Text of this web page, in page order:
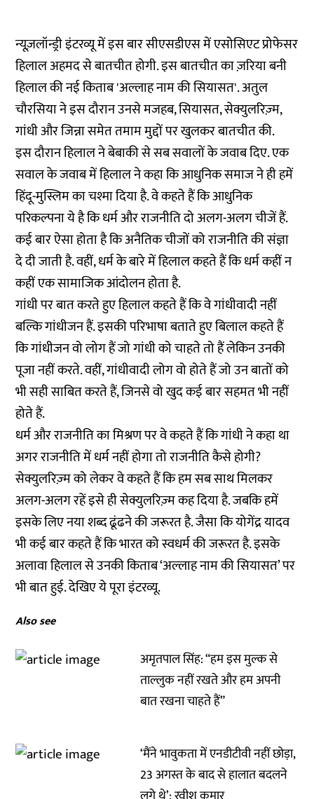
न्यूज़लॉन्ड्री इंटरव्यू में इस बार सीएसडीएस में एसोसिएट प्रोफेसर
हिलाल अहमद से बातचीत होगी. इस बातचीत का ज़रिया बनी
हिलाल की नई किताब 'अल्लाह नाम की सियासत'. अतुल
चौरसिया ने इस दौरान उनसे मजहब, सियासत, सेक्युलरिज़्म,
गांधी और जिन्ना समेत तमाम मुद्दों पर खुलकर बातचीत की.
इस दौरान हिलाल ने बेबाकी से सब सवालों के जवाब दिए. एक
सवाल के जवाब में हिलाल ने कहा कि आधुनिक समाज ने ही हमें
हिंदू-मुस्लिम का चश्मा दिया है. वे कहते हैं कि आधुनिक
परिकल्पना ये है कि धर्म और राजनीति दो अलग-अलग चीजें हैं.
कई बार ऐसा होता है कि अनैतिक चीजों को राजनीति की संज्ञा
दे दी जाती है. वहीं, धर्म के बारे में हिलाल कहते हैं कि धर्म कहीं न
कहीं एक सामाजिक आंदोलन होता है.
गांधी पर बात करते हुए हिलाल कहते हैं कि वे गांधीवादी नहीं
बल्कि गांधीजन हैं. इसकी परिभाषा बताते हुए बिलाल कहते हैं
कि गांधीजन वो लोग हैं जो गांधी को चाहते तो हैं लेकिन उनकी
पूजा नहीं करते. वहीं, गांधीवादी लोग वो होते हैं जो उन बातों को
भी सही साबित करते हैं, जिनसे वो खुद कई बार सहमत भी नहीं
होते हैं.
धर्म और राजनीति का मिश्रण पर वे कहते हैं कि गांधी ने कहा था
अगर राजनीति में धर्म नहीं होगा तो राजनीति कैसे होगी?
सेक्युलरिज़्म को लेकर वे कहते हैं कि हम सब साथ मिलकर
अलग-अलग रहें इसे ही सेक्युलरिज़्म कह दिया है. जबकि हमें
इसके लिए नया शब्द ढूंढने की जरूरत है. जैसा कि योगेंद्र यादव
भी कई बार कहते हैं कि भारत को स्वधर्म की जरूरत है. इसके
अलावा हिलाल से उनकी किताब ‘अल्लाह नाम की सियासत’ पर
भी बात हुई. देखिए ये पूरा इंटरव्यू.
Also see
अमृतपाल सिंह: “हम इस मुल्क से
ताल्लुक नहीं रखते और हम अपनी
बात रखना चाहते हैं”
‘मैंने भावुकता में एनडीटीवी नहीं छोड़ा,
23 अगस्त के बाद से हालात बदलने